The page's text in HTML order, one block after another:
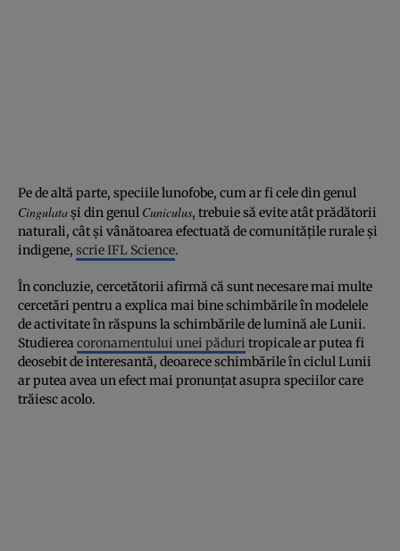
Pe de altă parte, speciile lunofobe, cum ar fi cele din genul
Cingulatași din genul Cuniculus, trebuie să evite atât prădătorii
naturali, cât și vânătoarea efectuată de comunitățile rurale și
indigene, scrie IFL Science.
În concluzie, cercetătorii afirmă că sunt necesare mai multe
cercetări pentru a explica mai bine schimbările în modelele
de activitate în răspuns la schimbările de lumină ale Lunii.
Studierea coronamentului unei păduri tropicale ar putea fi
deosebit de interesantă, deoarece schimbările în ciclul Lunii
ar putea avea un efect mai pronunțat asupra speciilor care
trăiesc acolo.